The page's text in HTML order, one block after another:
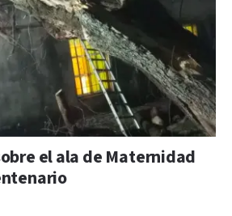
el ala de Maternidad